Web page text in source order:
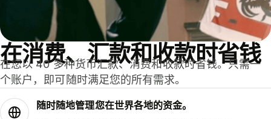
在消费、汇款和收款时省钱
在您以 40 多种货币汇款、消费和收款时省钱。只需一
个账户，即可随时满足您的所有需求。
随时随地管理您在世界各地的资金。